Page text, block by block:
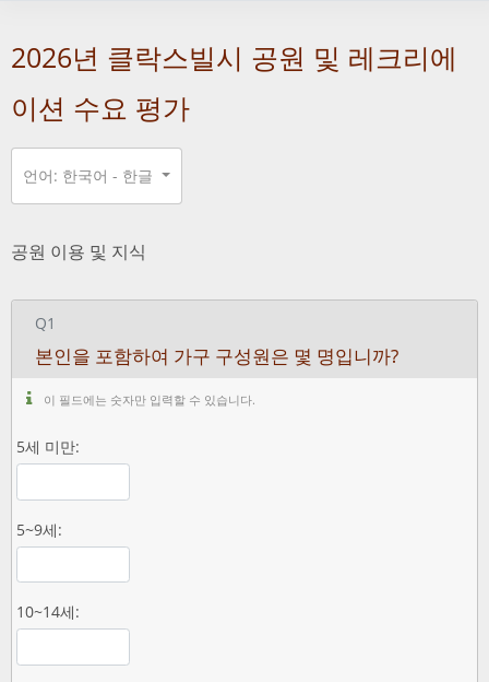
2026년 클락스빌시 공원 및 레크리에
이션 수요 평가
언어: 한국어 - 한글
공원 이용 및 지식
Q1
본인을 포함하여 가구 구성원은 몇 명입니까?
이 필드에는 숫자만 입력할 수 있습니다.
5세 미만:
5~9세:
10~14세: